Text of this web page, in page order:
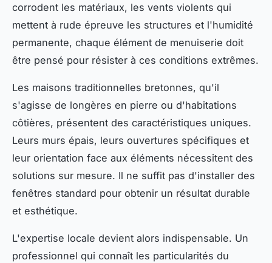
corrodent les matériaux, les vents violents qui
mettent à rude épreuve les structures et l'humidité
permanente, chaque élément de menuiserie doit
être pensé pour résister à ces conditions extrêmes.
Les maisons traditionnelles bretonnes, qu'il
s'agisse de longères en pierre ou d'habitations
côtières, présentent des caractéristiques uniques.
Leurs murs épais, leurs ouvertures spécifiques et
leur orientation face aux éléments nécessitent des
solutions sur mesure. Il ne suffit pas d'installer des
fenêtres standard pour obtenir un résultat durable
et esthétique.
L'expertise locale devient alors indispensable. Un
professionnel qui connaît les particularités du